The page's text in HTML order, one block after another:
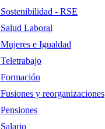
Sostenibilidad - RSE
Salud Laboral
Mujeres e Igualdad
Teletrabajo
Formación
Fusiones y reorganizaciones
Pensiones
Salario